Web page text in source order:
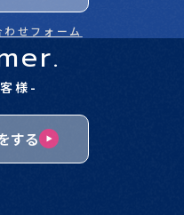
せフォーム
様-
する